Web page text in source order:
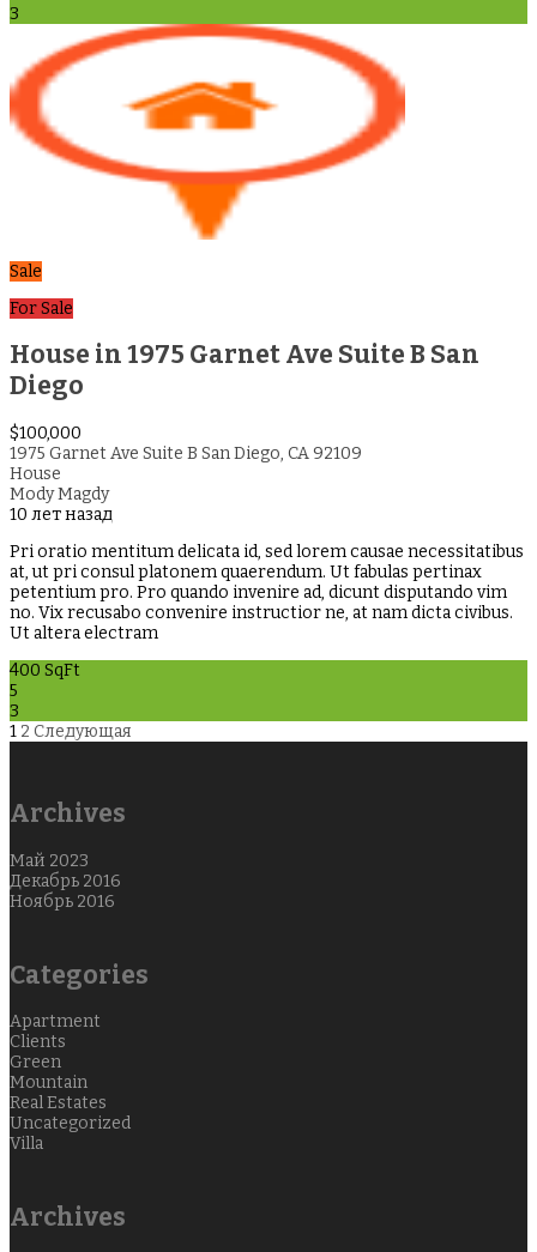
3
Sale
For Sale
House in 1975 Garnet Ave Suite B San
Diego
$100,000
1975 Garnet Ave Suite B San Diego, CA 92109
House
Mody Magdy
10 лет назад
Pri oratio mentitum delicata id, sed lorem causae necessitatibus
at, ut pri consul platonem quaerendum. Ut fabulas pertinax
petentium pro. Pro quando invenire ad, dicunt disputando vim
no. Vix recusabo convenire instructior ne, at nam dicta civibus.
Ut altera electram
400 SqFt
5
3
1 2 Следующая
Archives
Май 2023
Декабрь 2016
Ноябрь 2016
Categories
Apartment
Clients
Green
Mountain
Real Estates
Uncategorized
Villa
Archives